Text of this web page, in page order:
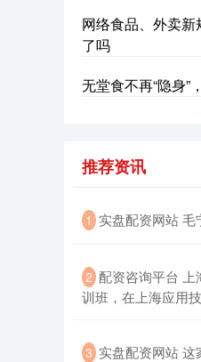
网络食品、外卖
了吗
无堂食不再“隐身”
推荐资讯
1 实盘配资网站
2 配资咨询平台
训班，在上海应用
3 实盘配资网站